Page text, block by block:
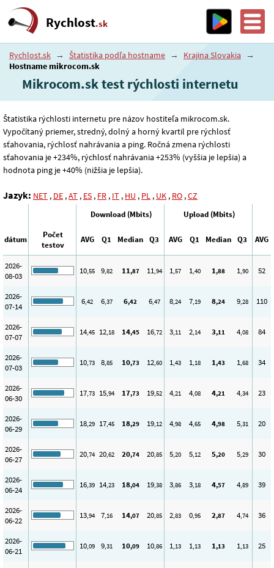
Rychlost.sk
Rychlost.sk → Štatistika podľa hostname → Krajina Slovakia →
Hostname mikrocom.sk
Mikrocom.sk test rýchlosti internetu
Štatistika rýchlosti internetu pre názov hostiteľa mikrocom.sk.
Vypočítaný priemer, stredný, dolný a horný kvartil pre rýchlosť
sťahovania, rýchlosť nahrávania a ping. Ročná zmena rýchlosti
sťahovania je +234%, rýchlosť nahrávania +253% (vyššia je lepšia) a
hodnota ping je +40% (nižšia je lepšia).
Jazyk: NET , DE ,AT , ES , FR , IT , HU , PL , UK , RO ,CZ
Download (Mbits) Upload (Mbits)
dátum
Počet
testov
AVG Q1 Median Q3 AVG Q1 Median Q3 AVG
2026-
08-03
10,55 9,82 11,87 11,94 1,57 1,40 1,88 1,90 52
2026-
07-14
6,42 6,37 6,42 6,47 8,24 7,19 8,24 9,28 110
2026-
07-07
14,45 12,18 14,45 16,72 3,11 2,14 3,11 4,08 84
2026-
07-03
10,73 8,85 10,73 12,60 1,43 1,18 1,43 1,68 34
2026-
06-30
17,73 15,94 17,73 19,52 4,21 4,08 4,21 4,34 23
2026-
06-29
18,29 17,45 18,29 19,12 4,98 4,65 4,98 5,31 20
2026-
06-27
20,74 20,62 20,74 20,85 5,20 5,12 5,20 5,29 30
2026-
06-24
16,39 14,23 18,04 19,38 3,86 3,18 4,57 4,89 39
2026-
06-22
13,94 7,16 14,07 20,85 2,83 0,95 2,87 4,74 36
2026-
06-21
10,09 9,31 10,09 10,86 1,13 1,13 1,13 1,13 25